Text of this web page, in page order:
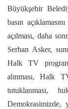
Büyükşehir
basın
açılması, daha
Serhan Asker,
Halk TV
alınması, Halk
tutuklanması,
Demokrasimizde,